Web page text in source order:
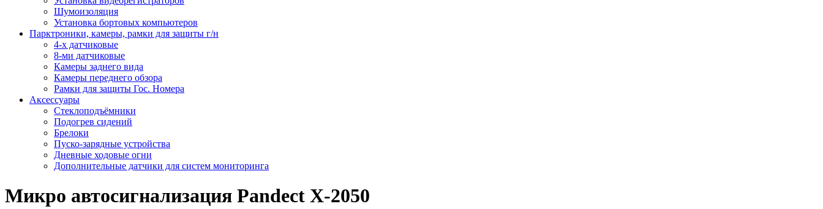
Шумоизоляция
Установка бортовых компьютеров
Парктроники, камеры, рамки для защиты г/н
4-х датчиковые
8-ми датчиковые
Камеры заднего вида
Камеры переднего обзора
Рамки для защиты Гос. Номера
Аксессуары
Стеклоподъёмники
Подогрев сидений
Брелоки
Пуско-зарядные устройства
Дневные ходовые огни
Дополнительные датчики для систем мониторинга
Микро автосигнализация Pandect X-2050